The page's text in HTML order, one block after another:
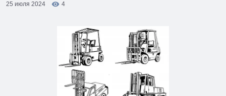
25 июля 2024
4